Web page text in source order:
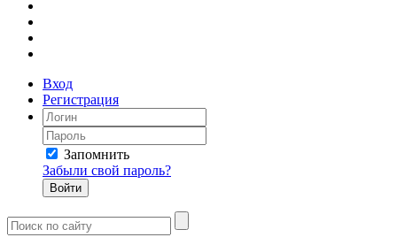
Вход
Регистрация
Запомнить
Забыли свой пароль?